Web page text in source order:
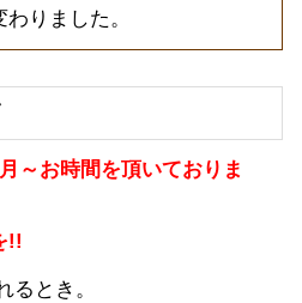
りました。
～お時間を頂いておりま
!!
るとき。